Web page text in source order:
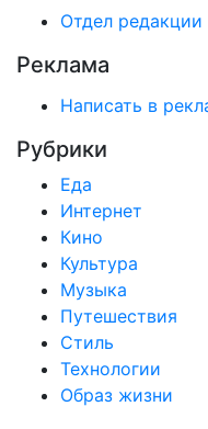
Отдел редакции
Реклама
Написать в
Рубрики
Еда
Интернет
Кино
Культура
Музыка
Путешествия
Стиль
Технологии
Образ жизни